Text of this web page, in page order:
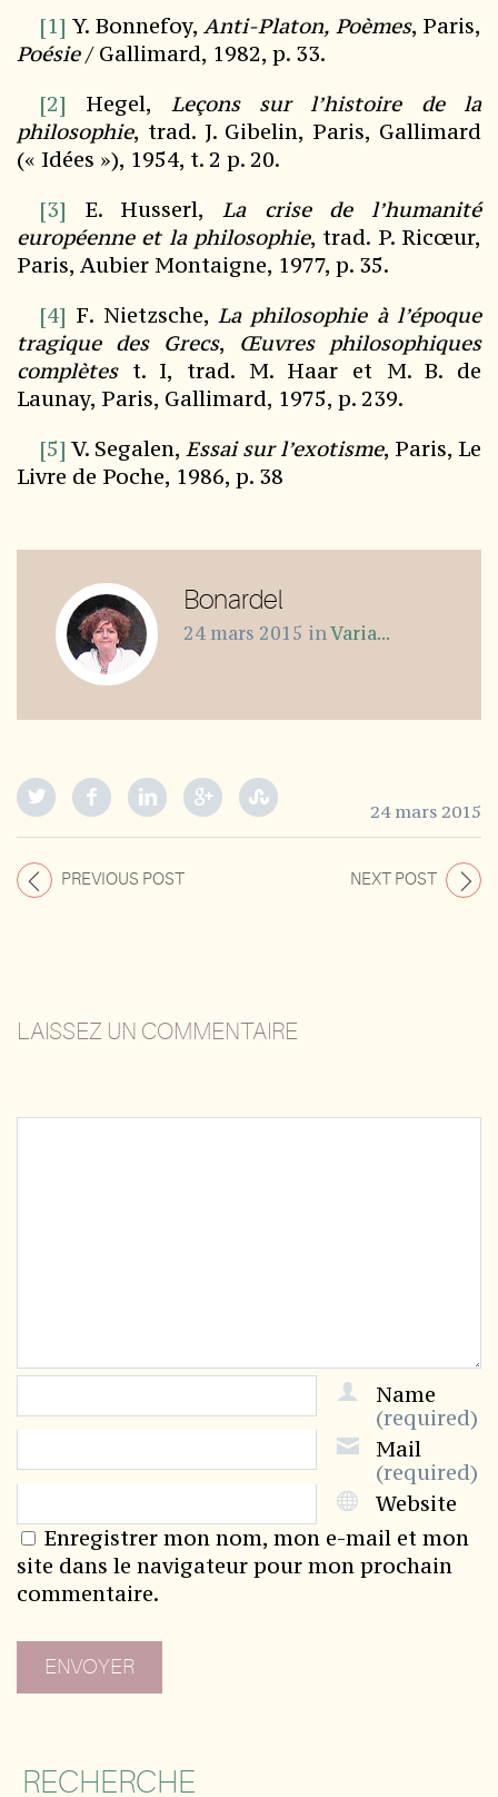
[1] Y. Bonnefoy,Anti-Platon, Poèmes, Paris,
Poésie/ Gallimard, 1982, p. 33.
[2] Hegel, Leçons sur l’histoire de la
philosophie, trad. J. Gibelin, Paris, Gallimard
(« Idées »), 1954, t. 2 p. 20.
[3] E. Husserl, La crise de l’humanité
européenne et la philosophie, trad. P. Ricœur,
Paris, Aubier Montaigne, 1977, p. 35.
[4] F. Nietzsche, La philosophie à l’époque
tragique des Grecs, Œuvres philosophiques
complètes t. I, trad. M. Haar et M. B. de
Launay, Paris, Gallimard, 1975, p. 239.
[5] V. Segalen, Essai sur l’exotisme, Paris, Le
Livre de Poche, 1986, p. 38
Bonardel
24 mars 2015 inVaria...
24 mars 2015
PREVIOUS POST NEXT POST
LAISSEZ UN COMMENTAIRE
Name
(required)
Mail
(required)
Website
Enregistrer mon nom, mon e-mail et mon
site dans le navigateur pour mon prochain
commentaire.
RECHERCHE